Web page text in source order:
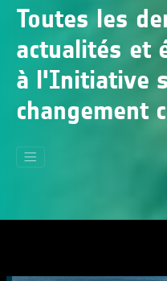
Toutes les
actualités et
à l'Initiative
changement